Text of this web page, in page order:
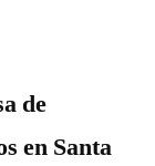
de
en Santa